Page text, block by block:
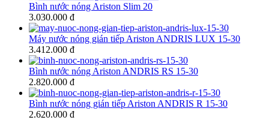
Bình nước nóng Ariston Slim 20
3.030.000 đ
Máy nước nóng gián tiếp Ariston ANDRIS LUX 15-30
3.412.000 đ
Bình nước nóng Ariston ANDRIS RS 15-30
2.820.000 đ
Bình nước nóng gián tiếp Ariston ANDRIS R 15-30
2.620.000 đ